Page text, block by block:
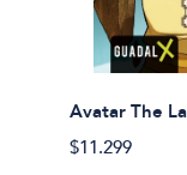
Avatar The
$11.299